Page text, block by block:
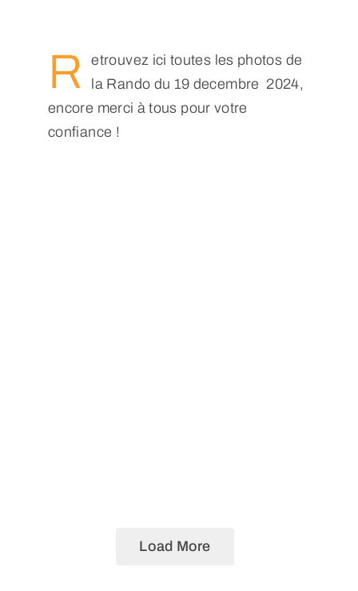
Nous Contacter
R
etrouvez ici toutes les photos de
la Rando du 19 decembre 2024,
encore merci à tous pour votre
confiance !
Load More